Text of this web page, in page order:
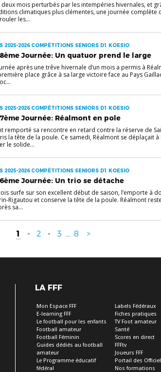
mois perturbés par les intempéries hivernales, et
climatiques plus clémentes, une journée complète
les...
2025-2026 COMPÉTITIONS SENIORS D1 KOESIO
Journée: Un quatuor prend le large
après une trêve hivernale d’un mois a permis à
place grâce à sa large victoire face au Pays
2025-2026 COMPÉTITIONS SENIORS D1 KOESIO
Journée: Réalmont en pole
remporté sa rencontre en retard contre la réserve de
la tête de la poule. Ce samedi, Réalmont se déplaçait à
le solide...
2025-2026 COMPÉTITIONS SENIORS D1 KOESIO
Journée: Un trio se détache
surfe sur son excellent début de saison, l’emporte à
Rigautou et conserve la tête de la poule. Réalmont
sa...
1 - 2 - 3 ... 8 >
LA FFF
Mon Espace FFF
E-learning FFF
Le football pour les enfants
Football amateur
Football Féminin
Guides dédiés au football
amateur
Le Programme éducatif
fédéral
Labels Fédéraux
Fiches pratiques
TV Foot amateur
Santé
Scores en direct
FFFtv
Joueurs FFF
Portail des
Nos formations